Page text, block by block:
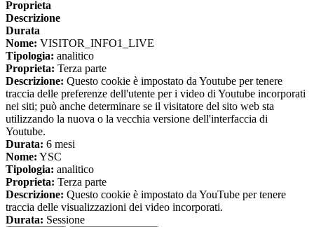
Proprieta
Descrizione
Durata
Nome: VISITOR_INFO1_LIVE
Tipologia: analitico
Proprieta: Terza parte
Descrizione: Questo cookie è impostato da Youtube per tenere
traccia delle preferenze dell'utente per i video di Youtube incorporati
nei siti; può anche determinare se il visitatore del sito web sta
utilizzando la nuova o la vecchia versione dell'interfaccia di
Youtube.
Durata: 6 mesi
Nome: YSC
Tipologia: analitico
Proprieta: Terza parte
Descrizione: Questo cookie è impostato da YouTube per tenere
traccia delle visualizzazioni dei video incorporati.
Durata: Sessione